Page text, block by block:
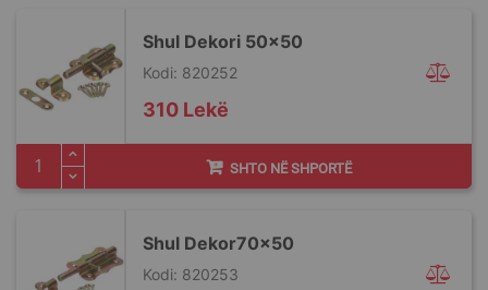
Shul Dekori 50x50
Kodi: 820252
310 Lekë
SHTO NË SHPORTË
Shul Dekor70x50
Kodi: 820253